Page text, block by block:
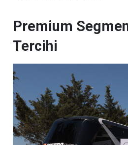
Premium
Tercihi